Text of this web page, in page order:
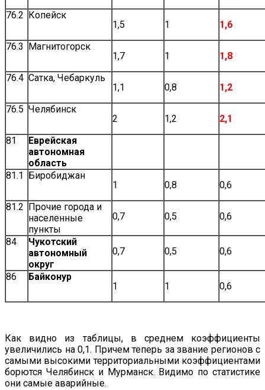
76.2 Копейск
1,5
1
1,6
76.3 Магнитогорск
1,7
1
1,8
76.4 Сатка, Чебаркуль
1,1
0,8
1,2
76.5 Челябинск
2
1,2
2,1
81
Еврейская
автономная
область
81.1 Биробиджан
1
0,8
0,6
81.2 Прочие города и
населенные
пункты
0,7 0,5 0,6
84
Чукотский
автономный
округ
0,7 0,5 0,6
86
Байконур
1
1 0,6
Как видно из таблицы, в среднем коэффициенты
увеличились на 0,1. Причем теперь за звание регионов с
самыми высокими территориальными коэффициентами
борются Челябинск и Мурманск. Видимо по статистике
они самые аварийные.